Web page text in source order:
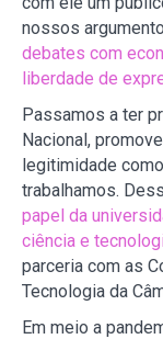
nossos
debates com
liberdade de
Passamos a ter
Nacional,
legitimidade
trabalhamos.
papel da
ciência e
parceria com as
Tecnologia da
Em meio a